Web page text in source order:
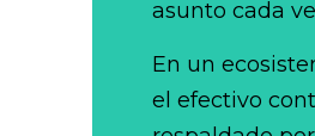
asunto cada
En un
el efectivo